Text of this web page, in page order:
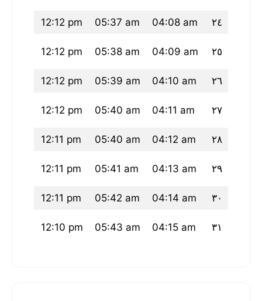
٢٤ 04:08 am
05:37 am
12:12 pm
٢٥ 04:09 am
05:38 am
12:12 pm
٢٦ 04:10 am
05:39 am
12:12 pm
٢٧ 04:11 am
05:40 am
12:12 pm
٢٨ 04:12 am
05:40 am
12:11 pm
٢٩ 04:13 am
05:41 am
12:11 pm
٣٠ 04:14 am
05:42 am
12:11 pm
٣١ 04:15 am
05:43 am
12:10 pm